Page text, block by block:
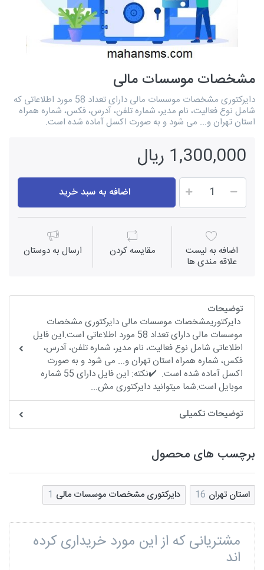
مشخصات موسسات مالی
دایرکتوری مشخصات موسسات مالی دارای تعداد 58 مورد اطلاعاتی که
شامل نوع فعالیت، نام مدیر، شماره تلفن، آدرس، فکس، شماره همراه
استان تهران و... می شود و به صورت اکسل آماده شده است.
1,300,000 ریال
اضافه به سبد خرید
اضافه به لیست
علاقه مندی ها
مقايسه كردن ارسال به دوستان
توضیحات
دایرکتوریمشخصات موسسات مالی دایرکتوری مشخصات
موسسات مالی دارای تعداد 58 مورد اطلاعاتی است.این فایل
اطلاعاتی شامل نوع فعالیت، نام مدیر، شماره تلفن، آدرس،
فکس، شماره همراه استان تهران و... می شود و به صورت
اکسل آماده شده است. ✔️نکته: این فایل دارای 55 شماره
موبایل است.شما میتوانید دایرکتوری مش...
توضیحات تکمیلی
برچسب های محصول
استان تهران 16 دایرکتوری مشخصات موسسات مالی 1
مشتریانی که از این مورد خریداری کرده
اند